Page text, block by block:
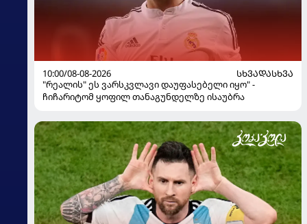
10:00/08-08-2026
ᲡᲮᲕᲐᲓᲐᲡᲮᲕᲐ
"რეალის" ეს ვარსკვლავი დაუფასებელი იყო" -
ჩიჩარიტომ ყოფილ თანაგუნდელზე ისაუბრა